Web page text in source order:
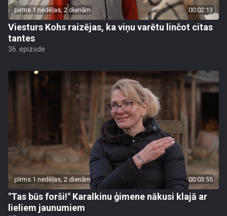
pirms 1 nedēļas, 2 dienām 00:02:13
Viesturs Kohs raizējas, ka viņu varētu linčot citas
tantes
36. epizode
pirms 1 nedēļas, 2 dienām 00:03:55
"Tas būs forši!" Karalkinu ģimene nākusi klajā ar
lieliem jaunumiem